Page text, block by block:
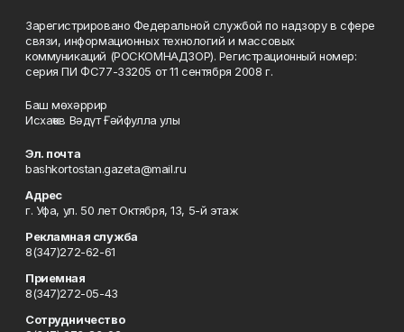
Зарегистрировано Федеральной службой по надзору в сфере
связи, информационных технологий и массовых
коммуникаций (РОСКОМНАДЗОР). Регистрационный номер:
серия ПИ ФС77-33205 от 11 сентября 2008 г.
Баш мөхәррир
Исхаҡов Вәдүт Ғәйфулла улы
Эл. почта
bashkortostan.gazeta@mail.ru
Адрес
г. Уфа, ул. 50 лет Октября, 13, 5-й этаж
Рекламная служба
8(347)272-62-61
Приемная
8(347)272-05-43
Сотрудничество